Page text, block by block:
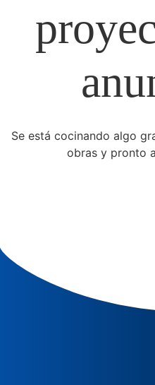
Se está cocinando algo
obras y pronto